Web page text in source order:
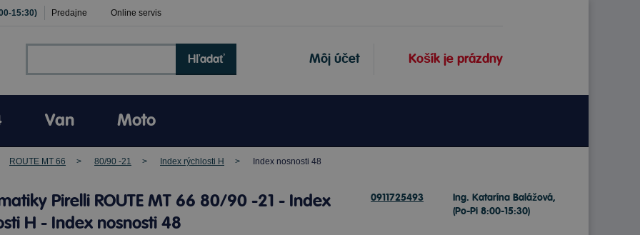
15:30) Predajne Online servis
Košík je prázdny
Môj účet
Hľadať
Van Moto
ROUTE MT 66 80/90 -21 Index rýchlosti H Index nosnosti 48
Pirelli ROUTE MT 66 80/90 -21 - Index
H - Index nosnosti 48
0911725493
Ing. Katarína Balážová,
(Po-Pi 8:00-15:30)